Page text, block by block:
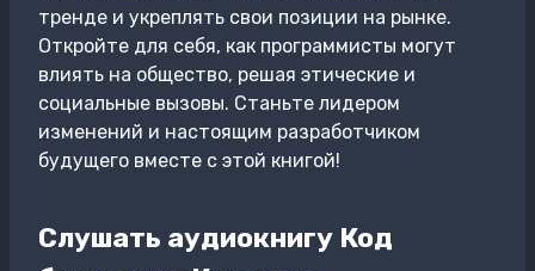
тренде и укреплять свои позиции на рынке.
Откройте для себя, как программисты могут
влиять на общество, решая этические и
социальные вызовы. Станьте лидером
изменений и настоящим разработчиком
будущего вместе с этой книгой!
Слушать аудиокнигу Код